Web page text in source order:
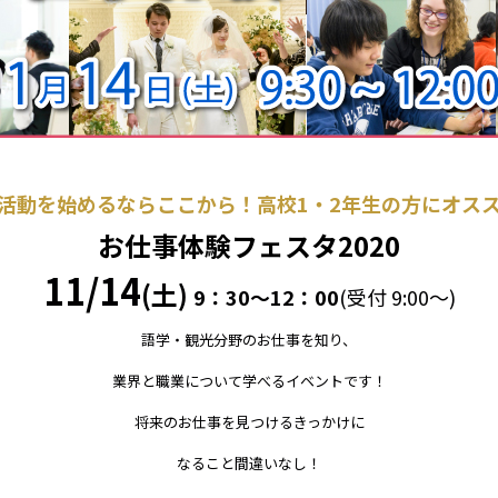
動を始めるならここから！高校1・2年生の方にオス
お仕事体験フェスタ2020
11/14(土) 9：30～12：00(受付 9:00～)
語学・観光分野のお仕事を知り、
業界と職業について学べるイベントです！
将来のお仕事を見つけるきっかけに
なること間違いなし！